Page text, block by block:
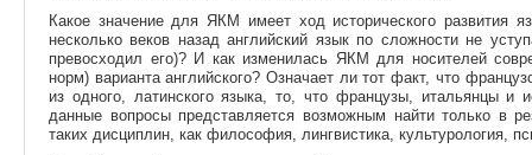
Какое значение для ЯКМ имеет ход исторического развития
несколько веков назад английский язык по сложности не
превосходил его)? И как изменилась ЯКМ для носителей
норм) варианта английского? Означает ли тот факт, что
из одного, латинского языка, то, что французы, итальянцы
данные вопросы представляется возможным найти только в
таких дисциплин, как философия, лингвистика, культурология,